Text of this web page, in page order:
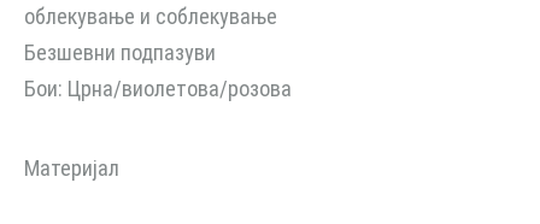
облекување и соблекување
Безшевни подпазуви
Бои: Црна/виолетова/розова
Материјал